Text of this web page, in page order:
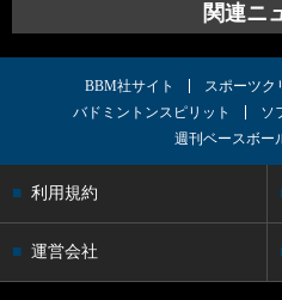
関連ニ
BBM社サイト スポーツク
バドミントンスピリット
ソ
週刊ベースボー
利用規約
運営会社